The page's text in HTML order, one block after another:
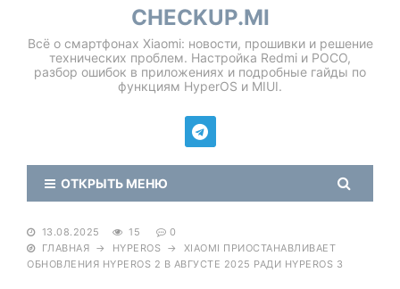
CHECKUP.MI
Всё о смартфонах Xiaomi: новости, прошивки и решение
технических проблем. Настройка Redmi и POCO,
разбор ошибок в приложениях и подробные гайды по
функциям HyperOS и MIUI.
ОТКРЫТЬ МЕНЮ
13.08.2025 15
0
ГЛАВНАЯ → HYPEROS → XIAOMI ПРИОСТАНАВЛИВАЕТ
ОБНОВЛЕНИЯ HYPEROS 2 В АВГУСТЕ 2025 РАДИ HYPEROS 3